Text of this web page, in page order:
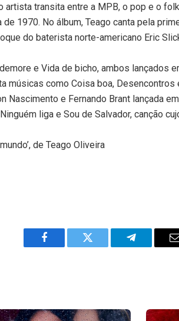
artista transita entre a MPB, o pop e o
1970. No álbum, Teago canta pela
do baterista norte-americano Eric
e Vida de bicho, ambos lançados
músicas como Coisa boa,
Nascimento e Fernando Brant lançada
liga e Sou de Salvador, canção
de Teago Oliveira
Facebook Twitter Telegram